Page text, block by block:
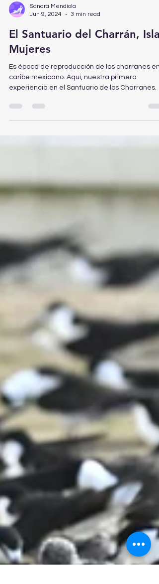
3 min read
El Santuario del Charrán, Isla
Mujeres
Es época de reproducción de los charranes en
caribe mexicano. Aquí, nuestra primera
experiencia en el Santuario de los Charranes.